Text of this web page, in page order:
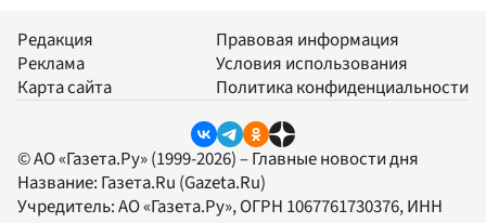
Редакция
Реклама
Карта сайта
Правовая информация
Условия использования
Политика конфиденциальности
© АО «Газета.Ру» (1999-2026) – Главные новости дня
Название: Газета.Ru (Gazeta.Ru)
Учредитель:АО «Газета.Ру», ОГРН 1067761730376, ИНН